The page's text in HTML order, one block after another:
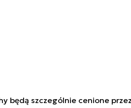
będą szczególnie cenione przez